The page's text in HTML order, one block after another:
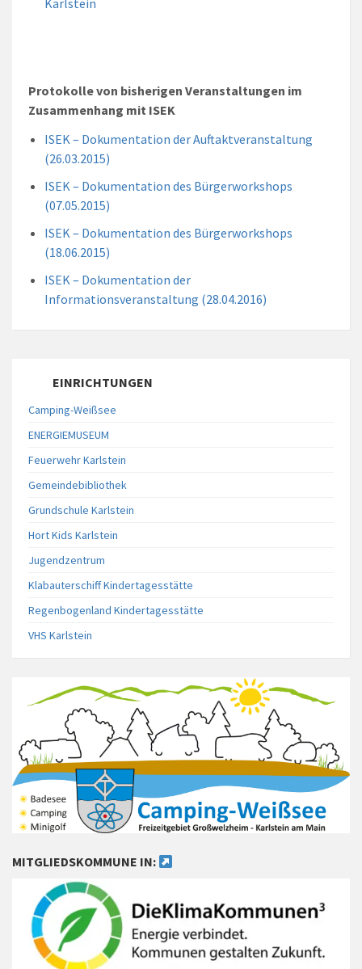
Karlstein
Protokolle von bisherigen Veranstaltungen im
Zusammenhang mit ISEK
ISEK – Dokumentation der Auftaktveranstaltung
(26.03.2015)
ISEK – Dokumentation des Bürgerworkshops
(07.05.2015)
ISEK – Dokumentation des Bürgerworkshops
(18.06.2015)
ISEK – Dokumentation der
Informationsveranstaltung (28.04.2016)
EINRICHTUNGEN
Camping-Weißsee
ENERGIEMUSEUM
Feuerwehr Karlstein
Gemeindebibliothek
Grundschule Karlstein
Hort Kids Karlstein
Jugendzentrum
Klabauterschiff Kindertagesstätte
Regenbogenland Kindertagesstätte
VHS Karlstein
MITGLIEDSKOMMUNE IN: